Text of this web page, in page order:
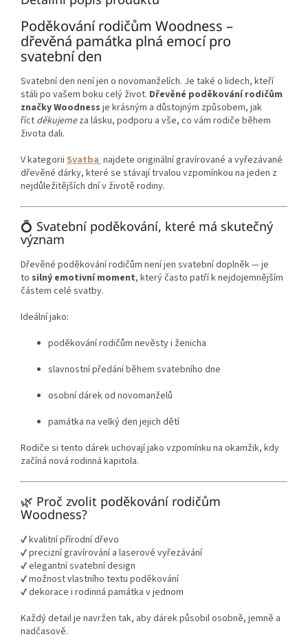
Poděkování rodičům Woodness –
dřevěná památka plná emocí pro
svatební den
Svatební den není jen o novomanželích. Je také o lidech, kteří
stáli po vašem boku celý život. Dřevěné poděkování rodičům
značky Woodness je krásným a důstojným způsobem, jak
říct děkujeme za lásku, podporu a vše, co vám rodiče během
života dali.
V kategorii Svatba najdete originální gravírované a vyřezávané
dřevěné dárky, které se stávají trvalou vzpomínkou na jeden z
nejdůležitějších dní v životě rodiny.
💍 Svatební poděkování, které má skutečný
význam
Dřevěné poděkování rodičům není jen svatební doplněk — je
to silný emotivní moment, který často patří k nejdojemnějším
částem celé svatby.
Ideální jako:
poděkování rodičům nevěsty i ženicha
slavnostní předání během svatebního dne
osobní dárek od novomanželů
památka na velký den jejich dětí
Rodiče si tento dárek uchovají jako vzpomínku na okamžik, kdy
začíná nová rodinná kapitola.
🌿 Proč zvolit poděkování rodičům
Woodness?
✔️ kvalitní přírodní dřevo
✔️ precizní gravírování a laserové vyřezávání
✔️ elegantní svatební design
✔️ možnost vlastního textu poděkování
✔️ dekorace i rodinná památka v jednom
Každý detail je navržen tak, aby dárek působil osobně, jemně a
nadčasově.